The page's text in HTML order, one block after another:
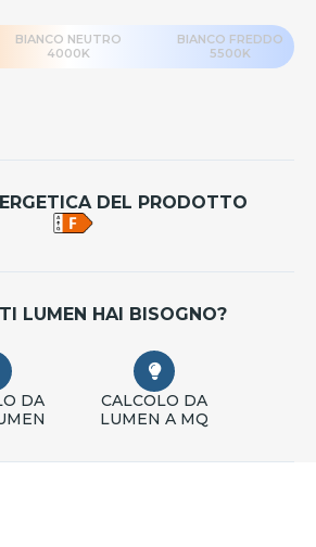
BIANCO NEUTRO
4000K
BIANCO FREDDO
5500K
DEL PRODOTTO
LUMEN HAI BISOGNO?
DA
CALCOLO DA
LUMEN A MQ